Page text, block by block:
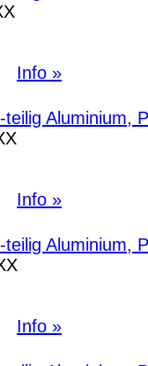
Info »
Aluminium,
Info »
Aluminium,
Info »